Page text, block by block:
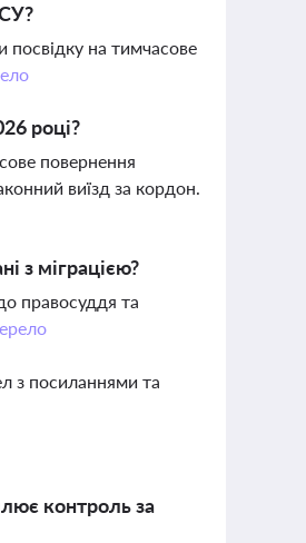
посвідку на тимчасове
році?
повернення
виїзд за кордон.
з міграцією?
правосуддя та
з посиланнями та
контроль за